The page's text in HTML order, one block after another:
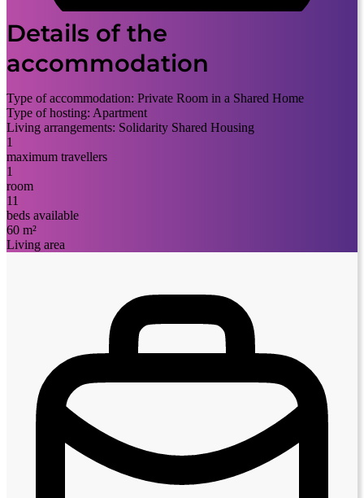
Details of the
accommodation
Type of accommodation: Private Room in a Shared Home
Type of hosting: Apartment
Living arrangements: Solidarity Shared Housing
1
maximum travellers
1
room
11
beds available
60 m²
Living area